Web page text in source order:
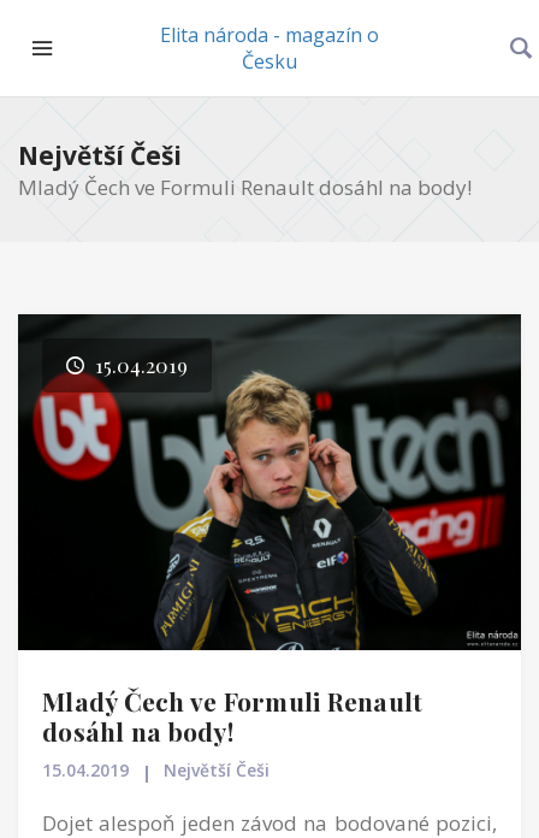
Elita národa - magazín o
Česku
Největší Češi
Mladý Čech ve Formuli Renault dosáhl na body!
15.04.2019
Mladý Čech ve Formuli Renault
dosáhl na body!
15.04.2019 Největší Češi
Dojet alespoň jeden závod na bodované pozici,